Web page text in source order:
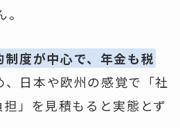
度が中心で、年金も税
、日本や欧州の感覚で「社
」を見積もると実態とず